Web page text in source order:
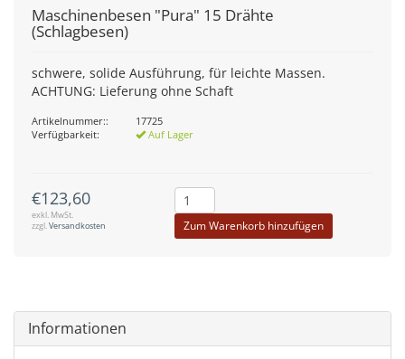
Maschinenbesen "Pura" 15 Drähte
(Schlagbesen)
schwere, solide Ausführung, für leichte Massen.
ACHTUNG: Lieferung ohne Schaft
Artikelnummer::
17725
Verfügbarkeit:
Auf Lager
€123,60
exkl. MwSt.
zzgl.Versandkosten Zum Warenkorb hinzufügen
Informationen